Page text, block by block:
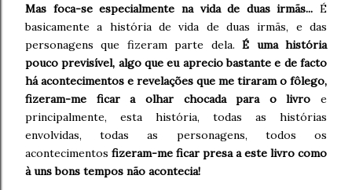
Mas foca-se especialmente na vida de duas irmãs... É
basicamente a história de vida de duas irmãs, e das
personagens que fizeram parte dela.É uma história
pouco previsível, algo que eu aprecio bastante e de facto
há acontecimentos e revelações que me tiraram o fôlego,
fizeram-me ficar a olhar chocada para o livro e
principalmente, esta história, todas as histórias
envolvidas, todas as personagens, todos os
acontecimentos fizeram-me ficar presa a este livro como
à uns bons tempos não acontecia!